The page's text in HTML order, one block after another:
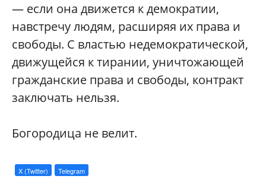
— если она движется к демократии,
навстречу людям, расширяя их права и
свободы. С властью недемократической,
движущейся к тирании, уничтожающей
гражданские права и свободы, контракт
заключать нельзя.
Богородица не велит.
X (Twitter) Telegram